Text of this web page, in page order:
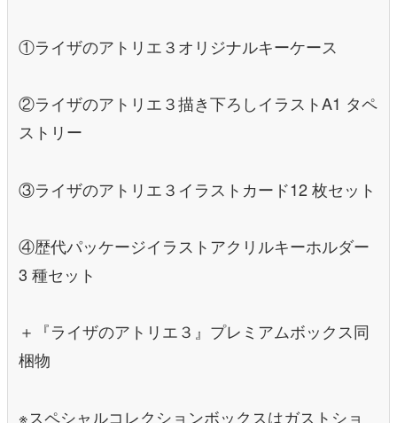
①ライザのアトリエ３オリジナルキーケース
②ライザのアトリエ３描き下ろしイラストA1 タペ
ストリー
③ライザのアトリエ３イラストカード12 枚セット
④歴代パッケージイラストアクリルキーホルダー
3 種セット
＋『ライザのアトリエ３』プレミアムボックス同
梱物
※スペシャルコレクションボックスはガストショ